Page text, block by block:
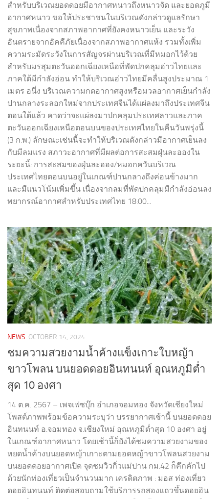
สำหรับบริเวณยอดดอยมีอากาศหนาวถึงหนาวจัด และยอดภูมี
อากาศหนาว ขอให้ประชาชนในบริเวณดังกล่าวดูแลรักษา
สุขภาพเนื่องจากสภาพอากาศที่ยังคงหนาวเย็น และระวัง
อันตรายจากอัคคีภัยเนื่องจากสภาพอากาศแห้ง รวมทั้งเพิ่ม
ความระมัดระวังในการสัญจรผ่านบริเวณที่มีหมอกไว้ด้วย
สำหรับมรสุมตะวันออกเฉียงเหนือที่พัดปกคลุมอ่าวไทยและ
ภาคใต้มีกำลังอ่อน ทำให้บริเวณอ่าวไทยมีคลื่นสูงประมาณ 1
เมตร อนึ่ง บริเวณความกดอากาศสูงหรือมวลอากาศเย็นกำลัง
ปานกลางระลอกใหม่จากประเทศจีนได้แผ่ลงมาถึงประเทศจีน
ตอนใต้แล้ว คาดว่าจะแผ่ลงมาปกคลุมประเทศลาวและภาค
ตะวันออกเฉียงเหนือตอนบนของประเทศไทยในคืนวันพรุ่งนี้
(3 ก.พ.) ลักษณะเช่นนี้จะทำให้บริเวณดังกล่าวมีอากาศเย็นลง
กับมีลมแรง สภาวะอากาศที่มีผลต่อการสะสมฝุ่นละอองใน
ระยะนี้: การสะสมของฝุ่นละออง/หมอกควันบริเวณ
ประเทศไทยตอนบนอยู่ในเกณฑ์ปานกลางถึงค่อนข้างมาก
และมีแนวโน้มเพิ่มขึ้น เนื่องจากลมที่พัดปกคลุมมีกำลังอ่อนลง
พยากรณ์อากาศสำหรับประเทศไทย 18:00...
NEWS OCTOBER 14, 2024
ชมความสวยงามน้ำค้างแข็งเกาะใบหญ้า
ขาวโพลน บนยอดดอยอินทนนท์ อุณหภูมิต่ำ
สุด 10 องศา
14 ต.ค. 2567 – เพจเฟซบุ๊ก อำเภอจอมทอง จังหวัดเชียงใหม่
โพสต์ภาพพร้อมข้อความระบุว่า บรรยากาศเช้านี้ บนยอดดอย
อินทนนท์ อ.จอมทอง จ.เชียงใหม่ อุณหภูมิต่ำสุด 10 องศา อยู่
ในเกณฑ์อากาศหนาว โดยเช้านี้ก็ยังได้ชมความสวยงามของ
หยดน้ำค้างบนยอดหญ้าเกาะตามยอดหญ้าขาวโพลนสวยงาม
บนยอดดอยอากาศเปิด จุดชมวิวกิ่วแม่ปาน กม.42 ก็คึกคักไป
ด้วยนักท่องเที่ยวเป็นจำนวนมาก เครดิตภาพ : มอส ท่องเที่ยว
ดอยอินทนนท์ ติดต่อ​สอบถามใช้บริการรถสองแถวขึ้นดอยอิน